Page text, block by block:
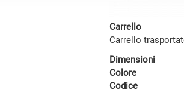
Carrello
Carrello
Dimensioni
Colore
Codice